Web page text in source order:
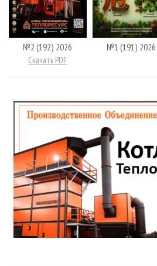
№2 (192) 2026
Скачать PDF
№1 (191) 2026